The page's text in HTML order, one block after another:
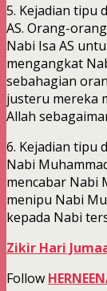
5. Kejadian tipu
AS. Orang-
Nabi Isa AS
mengangkat
sebahagian
justeru mereka
Allah
6. Kejadian tipu
Nabi
mencabar Nabi
menipu Nabi
kepada Nabi
Zikir Hari
Follow